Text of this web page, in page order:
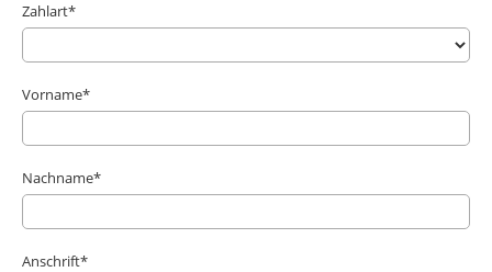
Zahlart*
Vorname*
Nachname*
Anschrift*